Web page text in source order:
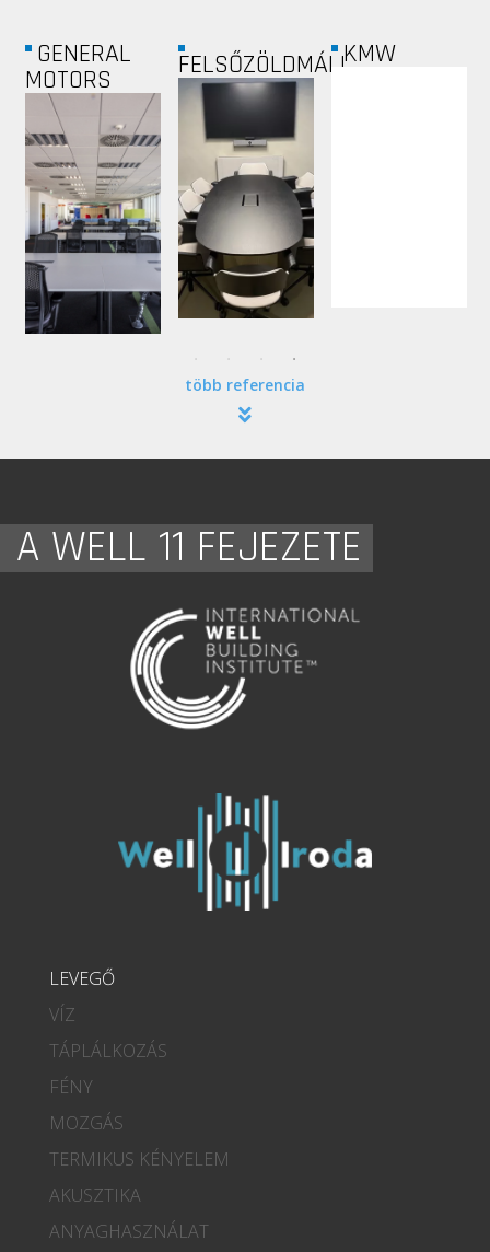
GENERAL
MOTORS
FELSŐZÖLDMÁLI...KMW
több referencia
A WELL 11 FEJEZETE
LEVEGŐ
VÍZ
TÁPLÁLKOZÁS
FÉNY
MOZGÁS
TERMIKUS KÉNYELEM
AKUSZTIKA
ANYAGHASZNÁLAT